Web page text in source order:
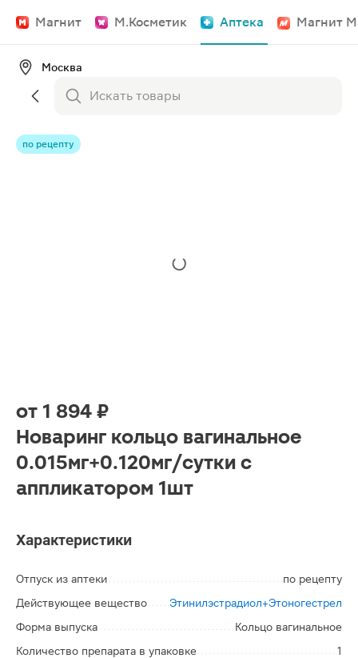
Магнит М.Косметик Аптека Магнит
Москва
по рецепту
от 1 894 ₽
Новаринг кольцо вагинальное
0.015мг+0.120мг/сутки с
аппликатором 1шт
Характеристики
Отпуск из аптеки
по рецепту
Действующее вещество
Этинилэстрадиол+Этоногестрел
Форма выпуска
Кольцо вагинальное
Количество препарата в упаковке
1